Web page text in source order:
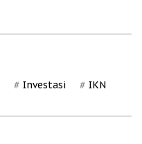
Investasi IKN